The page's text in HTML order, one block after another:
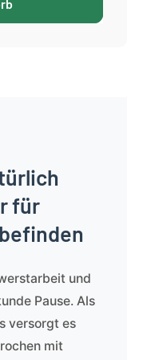
für
und
Pause. Als
versorgt es
mit